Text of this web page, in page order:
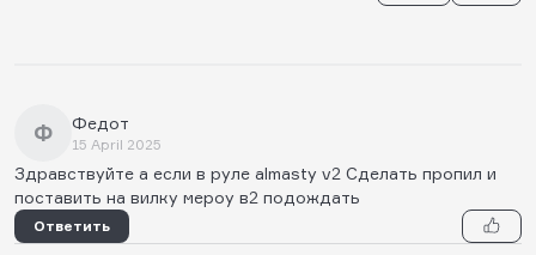
Ф Федот
15 April 2025
Здравствуйте а если в руле almasty v2 Сделать пропил и
поставить на вилку мероу в2 подождать
Ответить